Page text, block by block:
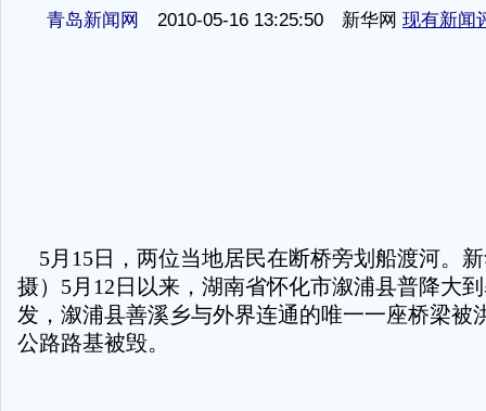
青岛新闻网 2010-05-16 13:25:50 新华网 现有新闻
5月15日，两位当地居民在断桥旁划船渡河。
摄）5月12日以来，湖南省怀化市溆浦县普降大
发，溆浦县善溪乡与外界连通的唯一一座桥梁被
公路路基被毁。